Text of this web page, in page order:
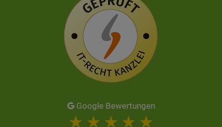
Google Bewertungen